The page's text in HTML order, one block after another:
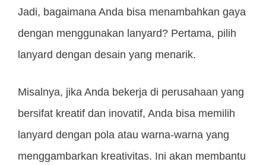
Jadi, bagaimana Anda bisa menambahkan gaya
dengan menggunakan lanyard? Pertama, pilih
lanyard dengan desain yang menarik.
Misalnya, jika Anda bekerja di perusahaan yang
bersifat kreatif dan inovatif, Anda bisa memilih
lanyard dengan pola atau warna-warna yang
menggambarkan kreativitas. Ini akan membantu